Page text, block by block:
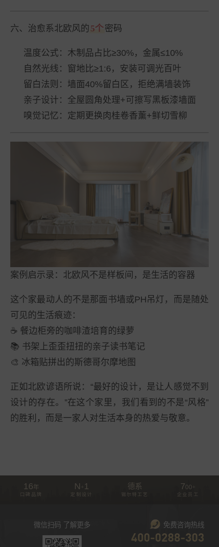
六、治愈系北欧风的 5个密码
温度公式 ：木制品占比≥30%，金属≤10%
自然光线 ：窗地比≥1:6，安装可调光百叶
留白法则 ：墙面40%留白区，拒绝满墙装饰
亲子设计 ：全屋圆角处理+可擦写黑板漆墙面
嗅觉记忆 ：定期更换肉桂卷香薰+鲜切雪柳
案例启示录：北欧风不是样板间，是生活的容器
这个家最动人的不是那面书墙或PH吊灯，而是随处
可见的生活痕迹：
☕ 餐边柜旁的咖啡渣培育的绿萝
📚 书架上歪歪扭扭的亲子读书笔记
🎨 冰箱贴拼出的斯德哥尔摩地图
正如北欧谚语所说：“最好的设计，是让人感觉不到
设计的存在。”在这个家里，我们看到的不是“风格”
的胜利，而是一家人对生活本身的热爱与敬意。
16年
口碑品牌
N + 1
定制设计
德系
锡尔特工艺
700 +
企业员工
微信扫码 了解更多 免费咨询热线
400-0288-303